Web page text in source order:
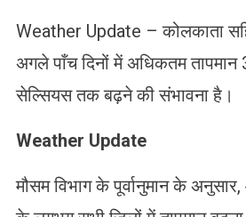
Weather Update – कोलकाता
अगले पाँच दिनों में अधिकतम तापमान
सेल्सियस तक बढ़ने की संभावना है।
Weather Update
मौसम विभाग के पूर्वानुमान के